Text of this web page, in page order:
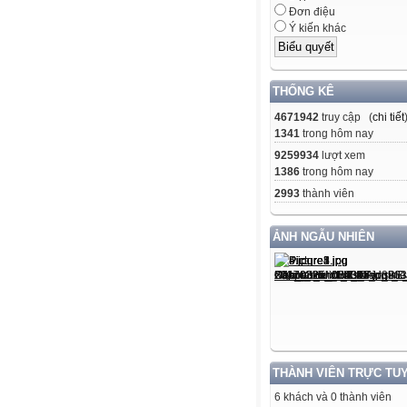
Đơn điệu
Ý kiến khác
THỐNG KÊ
4671942 truy cập (chi tiết)
1341 trong hôm nay
9259934 lượt xem
1386 trong hôm nay
2993 thành viên
ẢNH NGẪU NHIÊN
THÀNH VIÊN TRỰC
6 khách và 0 thành viên